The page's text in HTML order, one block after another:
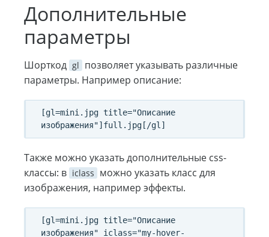
Дополнительные
параметры
Шорткод gl позволяет указывать различные
параметры. Например описание:
[gl=mini.jpg title="Описание
Также можно указать дополнительные css-
классы: в iclass можно указать класс для
изображения, например эффекты.
[gl=mini.jpg title="Описание
изображения" iclass="my-hover-